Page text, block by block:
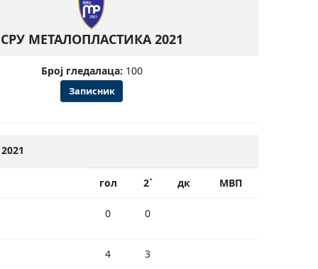
СРУ МЕТАЛОПЛАСТИКА 2021
Број гледалаца: 100
Записник
гол 2` дк МВП
0 0
4 3